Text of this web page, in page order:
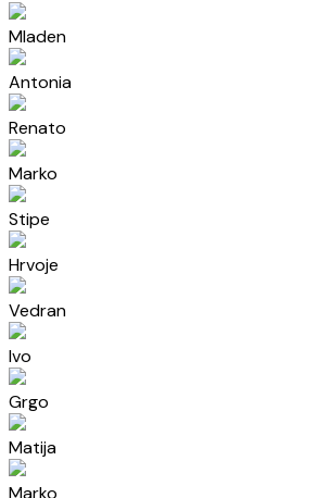
Mladen
Antonia
Renato
Marko
Stipe
Hrvoje
Vedran
Ivo
Grgo
Matija
Marko